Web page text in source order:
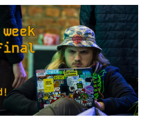
vidē, par došanos uz
nometne
pirmos draugus, ieskatu studenta